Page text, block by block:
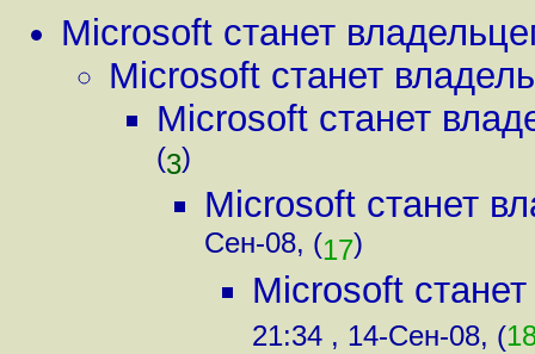
Microsoft станет
Microsoft станет
Microsoft станет
(3)
Microsoft станет
Сен-08, (17)
Microsoft
21:34 , 14-Сен-08, (